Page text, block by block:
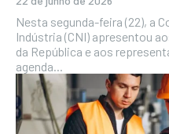
Nesta segunda-feira (22), a
Indústria (CNI) apresentou
da República e aos
agenda...